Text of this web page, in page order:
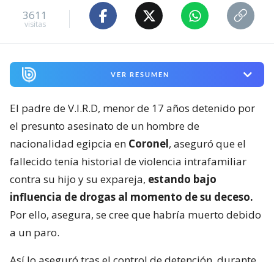
3611
visitas
VER RESUMEN
El padre de V.I.R.D, menor de 17 años detenido por
el presunto asesinato de un hombre de
nacionalidad egipcia en Coronel, aseguró que el
fallecido tenía historial de violencia intrafamiliar
contra su hijo y su expareja, estando bajo
influencia de drogas al momento de su deceso.
Por ello, asegura, se cree que habría muerto debido
a un paro.